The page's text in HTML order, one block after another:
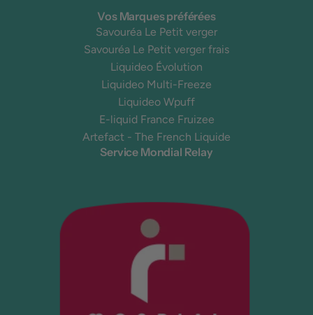
Vos Marques préférées
Savouréa Le Petit verger
Savouréa Le Petit verger frais
Liquideo Évolution
Liquideo Multi-Freeze
Liquideo Wpuff
E-liquid France Fruizee
Artefact - The French Liquide
Service Mondial Relay